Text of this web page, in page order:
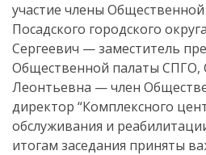
участие члены
Посадского городского
Сергеевич — заместитель
Общественной палаты СПГО,
Леонтьевна — член
директор “Комплексного
обслуживания и
итогам заседания приняты